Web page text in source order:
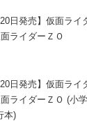
20日発売】仮面ラ
ライダーＺＯ
20日発売】仮面ラ
ライダーＺＯ (小
本)